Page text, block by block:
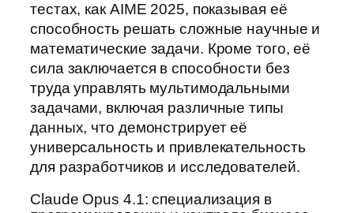
тестах, как AIME 2025, показывая её
способность решать сложные научные и
математические задачи. Кроме того, её
сила заключается в способности без
труда управлять мультимодальными
задачами, включая различные типы
данных, что демонстрирует её
универсальность и привлекательность
для разработчиков и исследователей.
Claude Opus 4.1: специализация в